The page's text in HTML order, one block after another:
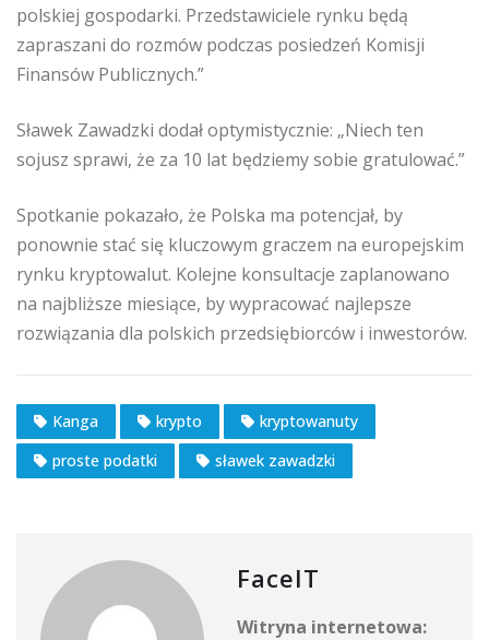
polskiej gospodarki. Przedstawiciele rynku będą
zapraszani do rozmów podczas posiedzeń Komisji
Finansów Publicznych.”
Sławek Zawadzki dodał optymistycznie: „Niech ten
sojusz sprawi, że za 10 lat będziemy sobie gratulować.”
Spotkanie pokazało, że Polska ma potencjał, by
ponownie stać się kluczowym graczem na europejskim
rynku kryptowalut. Kolejne konsultacje zaplanowano
na najbliższe miesiące, by wypracować najlepsze
rozwiązania dla polskich przedsiębiorców i inwestorów.
Kanga krypto
kryptowanuty
proste podatki
sławek zawadzki
FaceIT
Witryna internetowa: